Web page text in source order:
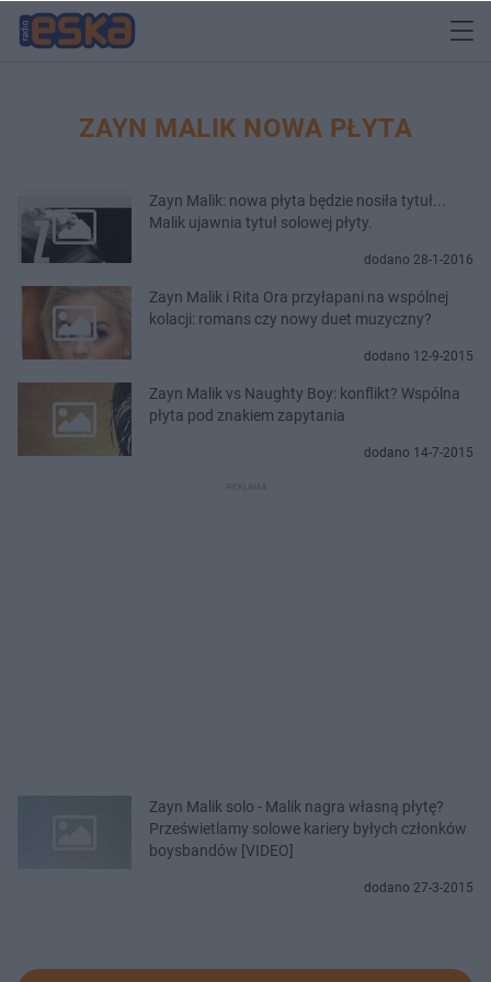
ZAYN MALIK NOWA PŁYTA
Zayn Malik: nowa płyta będzie nosiła tytuł...
Malik ujawnia tytuł solowej płyty.
dodano 28-1-2016
Zayn Malik i Rita Ora przyłapani na wspólnej
kolacji: romans czy nowy duet muzyczny?
dodano 12-9-2015
Zayn Malik vs Naughty Boy: konflikt? Wspólna
płyta pod znakiem zapytania
dodano 14-7-2015
Zayn Malik solo - Malik nagra własną płytę?
Prześwietlamy solowe kariery byłych członków
boysbandów [VIDEO]
dodano 27-3-2015